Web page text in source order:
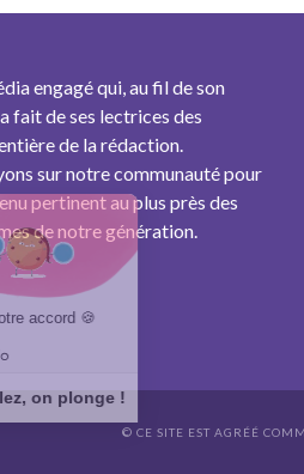
engagé qui, au fil de son
fait de ses lectrices des
de la rédaction.
sur notre communauté pour
pertinent au plus près des
de notre génération.
© CE SITE EST AGRÉÉ
? Pas sans votre accord 🍪
par
Allez, on plonge !
: Personnalisez vos